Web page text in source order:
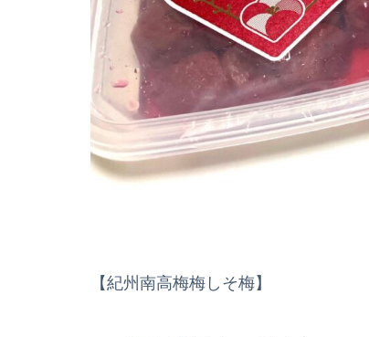
【紀州南高梅梅しそ梅】